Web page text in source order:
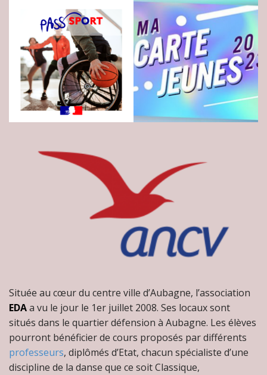
Située au cœur du centre ville d’Aubagne, l’association
EDAa vu le jour le 1er juillet 2008. Ses locaux sont
situés dans le quartier défension à Aubagne. Les élèves
pourront bénéficier de cours proposés par différents
professeurs, diplômés d’Etat, chacun spécialiste d’une
discipline de la danse que ce soit Classique,